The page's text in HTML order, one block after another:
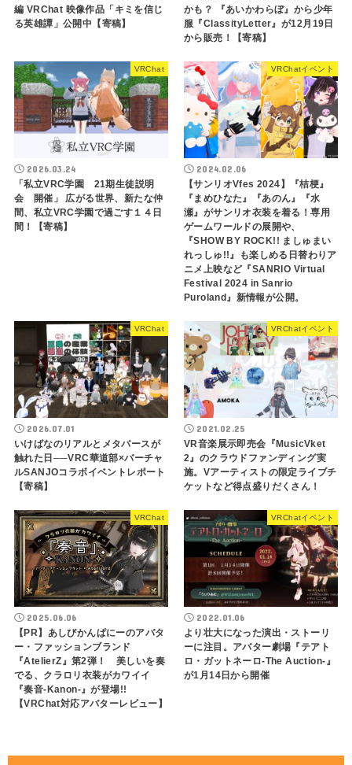
編 VRChat 映像作品「キミを信じ
る英雄譚」公開中【寄稿】
かも？ 『あいかわらぼ』から少年
服『ClassityLetter』が12月19日
から販売！【寄稿】
VRChat
2026.03.24
「私立VRC学園 21期生徒説明
会 開催」 広がる世界、新たな仲
間、私立VRC学園で過ごす１４日
間！【寄稿】
VRChatイベント
2024.02.06
【サンリオVfes 2024】『桔梗』
『まめひなた』『あのん』『⽔
瀬』がサンリオ衣装を着る！専用
ゲームワールドの展開や、
『SHOW BY ROCK!! ましゅまい
れっしゅ!!』も楽しめる日替わりア
ニメ上映など『SANRIO Virtual
Festival 2024 in Sanrio
Puroland』新情報が公開。
VRChat
2026.07.01
いけばなのリアルとメタバースが
触れた日──VRC華道部×バーチャ
ルSANJOコラボイベントレポート
【寄稿】
VRChatイベント
2021.02.25
VR音楽展示即売会『MusicVket
2』のクラウドファンディング実
施。Vアーティストの限定ライブチ
ケットなど得点盛りだくさん！
VRChat
2025.06.06
【PR】あしびかんぱにーのアバタ
ー・ファッションブランド
『AtelierZ』第2弾！ 美しいを奏
でる、クラロリ衣装がカワイイ
『奏音-Kanon-』が登場!!
【VRChat対応アバターレビュー】
VRChatイベント
2022.01.06
より壮大になった演出・ストーリ
ーに注目。アバター劇場『テアト
ロ・ガットネーロ-The Auction-』
が1月14日から開催